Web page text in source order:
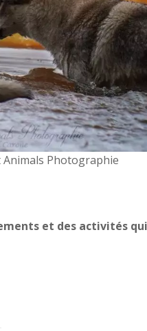
Photographie
et des activités